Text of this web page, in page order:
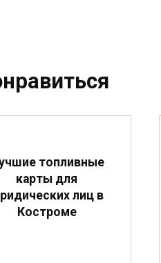
топливные
карты для
лиц в
Костроме